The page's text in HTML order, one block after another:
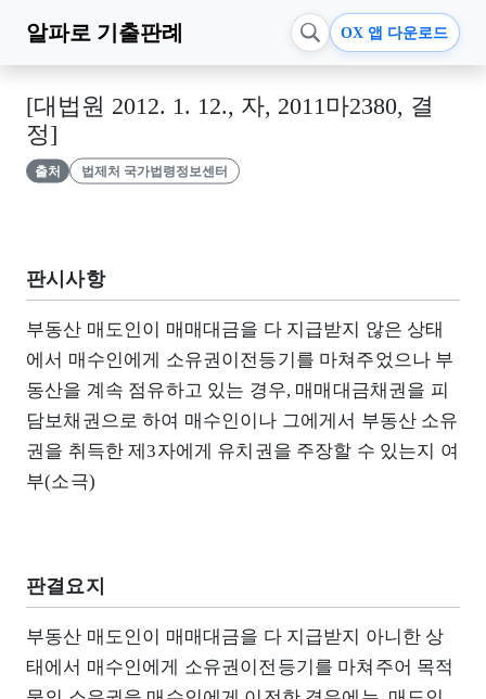
알파로 기출판례 OX 앱 다운로드
[대법원 2012. 1. 12., 자, 2011마2380, 결
정]
출처 법제처 국가법령정보센터
판시사항
부동산 매도인이 매매대금을 다 지급받지 않은 상태
에서 매수인에게 소유권이전등기를 마쳐주었으나 부
동산을 계속 점유하고 있는 경우, 매매대금채권을 피
담보채권으로 하여 매수인이나 그에게서 부동산 소유
권을 취득한 제3자에게 유치권을 주장할 수 있는지 여
부(소극)
판결요지
부동산 매도인이 매매대금을 다 지급받지 아니한 상
태에서 매수인에게 소유권이전등기를 마쳐주어 목적